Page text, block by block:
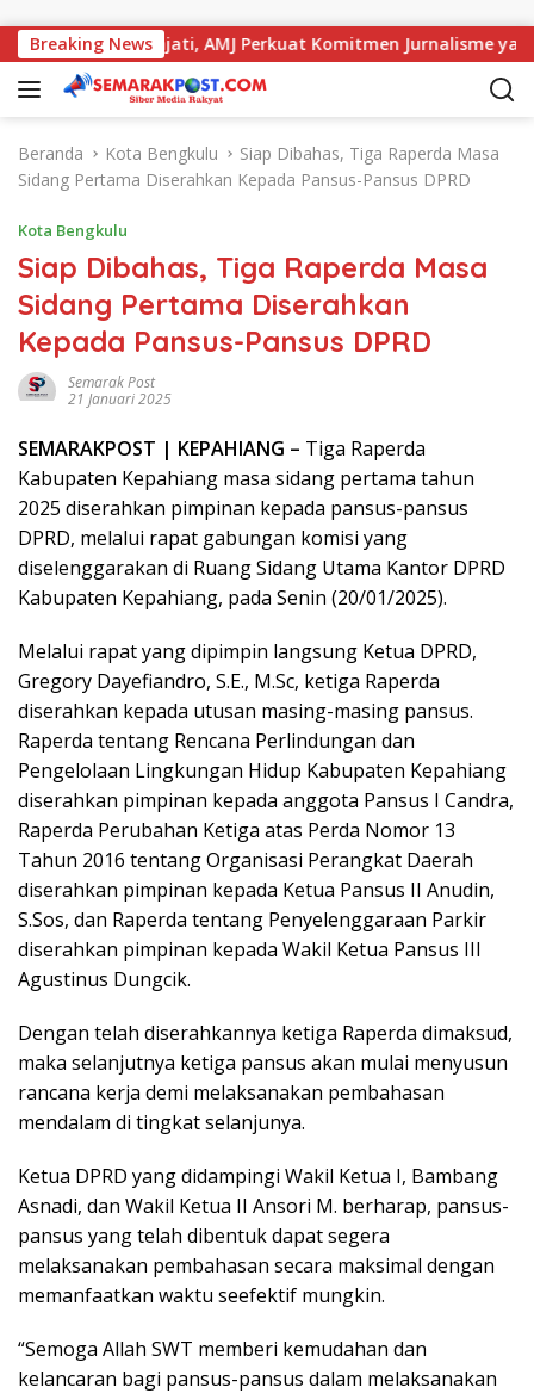
Breaking News
dengan Kajati, AMJ Perkuat Komitmen Jurnalisme yang
Beranda Kota Bengkulu
Siap Dibahas, Tiga Raperda Masa
Sidang Pertama Diserahkan Kepada Pansus-Pansus DPRD
Kota Bengkulu
Siap Dibahas, Tiga Raperda Masa
Sidang Pertama Diserahkan
Kepada Pansus-Pansus DPRD
Semarak Post
21 Januari 2025
SEMARAKPOST | KEPAHIANG – Tiga Raperda
Kabupaten Kepahiang masa sidang pertama tahun
2025 diserahkan pimpinan kepada pansus-pansus
DPRD, melalui rapat gabungan komisi yang
diselenggarakan di Ruang Sidang Utama Kantor DPRD
Kabupaten Kepahiang, pada Senin (20/01/2025).
Melalui rapat yang dipimpin langsung Ketua DPRD,
Gregory Dayefiandro, S.E., M.Sc, ketiga Raperda
diserahkan kepada utusan masing-masing pansus.
Raperda tentang Rencana Perlindungan dan
Pengelolaan Lingkungan Hidup Kabupaten Kepahiang
diserahkan pimpinan kepada anggota Pansus I Candra,
Raperda Perubahan Ketiga atas Perda Nomor 13
Tahun 2016 tentang Organisasi Perangkat Daerah
diserahkan pimpinan kepada Ketua Pansus II Anudin,
S.Sos, dan Raperda tentang Penyelenggaraan Parkir
diserahkan pimpinan kepada Wakil Ketua Pansus III
Agustinus Dungcik.
Dengan telah diserahkannya ketiga Raperda dimaksud,
maka selanjutnya ketiga pansus akan mulai menyusun
rancana kerja demi melaksanakan pembahasan
mendalam di tingkat selanjunya.
Ketua DPRD yang didampingi Wakil Ketua I, Bambang
Asnadi, dan Wakil Ketua II Ansori M. berharap, pansus-
pansus yang telah dibentuk dapat segera
melaksanakan pembahasan secara maksimal dengan
memanfaatkan waktu seefektif mungkin.
“Semoga Allah SWT memberi kemudahan dan
kelancaran bagi pansus-pansus dalam melaksanakan